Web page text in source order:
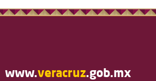
www.veracruz.gob.mx